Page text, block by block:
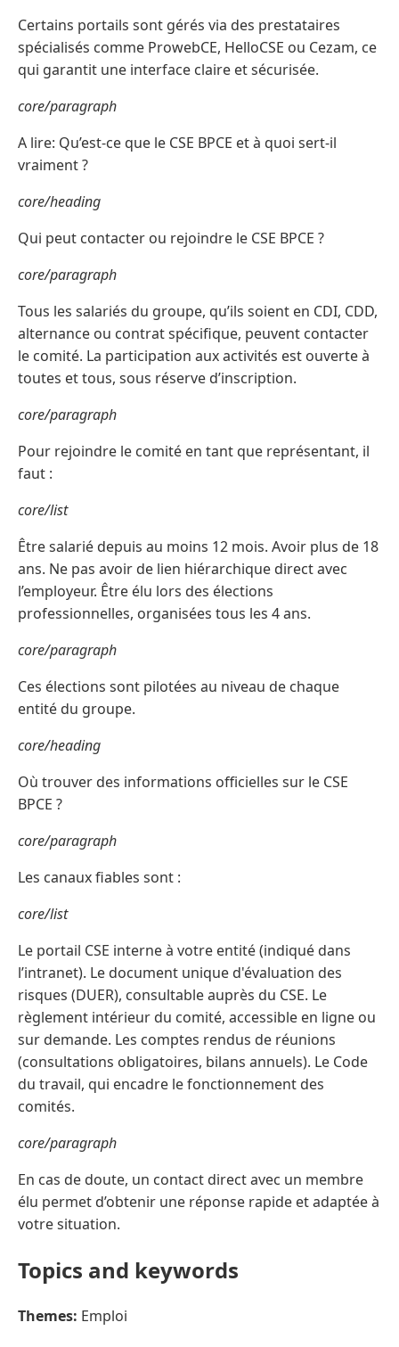
Certains portails sont gérés via des prestataires
spécialisés comme ProwebCE, HelloCSE ou Cezam, ce
qui garantit une interface claire et sécurisée.
core/paragraph
A lire: Qu’est-ce que le CSE BPCE et à quoi sert-il
vraiment ?
core/heading
Qui peut contacter ou rejoindre le CSE BPCE ?
core/paragraph
Tous les salariés du groupe, qu’ils soient en CDI, CDD,
alternance ou contrat spécifique, peuvent contacter
le comité. La participation aux activités est ouverte à
toutes et tous, sous réserve d’inscription.
core/paragraph
Pour rejoindre le comité en tant que représentant, il
faut :
core/list
Être salarié depuis au moins 12 mois. Avoir plus de 18
ans. Ne pas avoir de lien hiérarchique direct avec
l’employeur. Être élu lors des élections
professionnelles, organisées tous les 4 ans.
core/paragraph
Ces élections sont pilotées au niveau de chaque
entité du groupe.
core/heading
Où trouver des informations officielles sur le CSE
BPCE ?
core/paragraph
Les canaux fiables sont :
core/list
Le portail CSE interne à votre entité (indiqué dans
l’intranet). Le document unique d'évaluation des
risques (DUER), consultable auprès du CSE. Le
règlement intérieur du comité, accessible en ligne ou
sur demande. Les comptes rendus de réunions
(consultations obligatoires, bilans annuels). Le Code
du travail, qui encadre le fonctionnement des
comités.
core/paragraph
En cas de doute, un contact direct avec un membre
élu permet d’obtenir une réponse rapide et adaptée à
votre situation.
Topics and keywords
Themes: Emploi